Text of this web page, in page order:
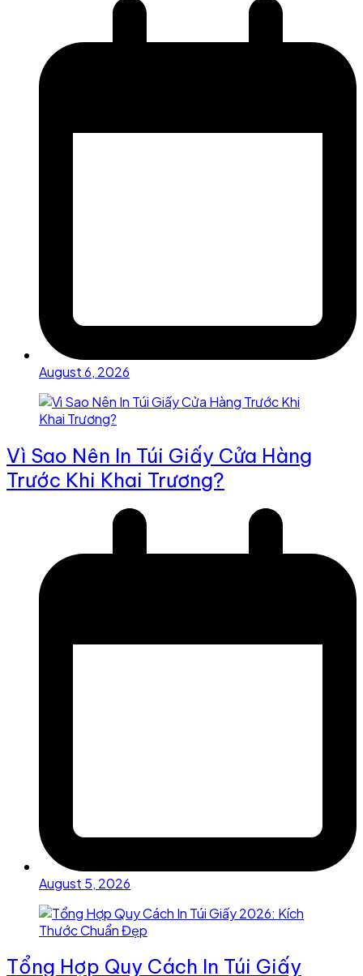
August 6, 2026
Vì Sao Nên In Túi Giấy Cửa Hàng
Trước Khi Khai Trương?
August 5, 2026
Tổng Hợp Quy Cách In Túi Giấy